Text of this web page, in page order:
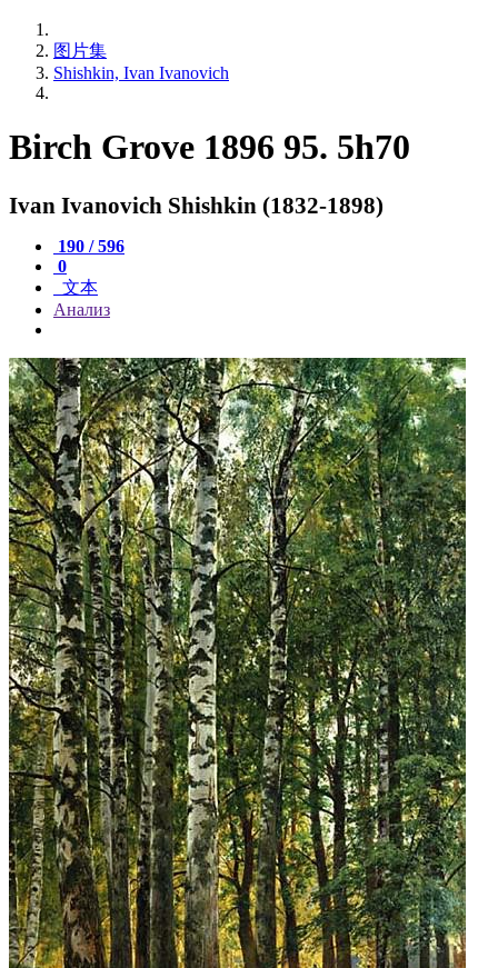
图片集
Shishkin, Ivan Ivanovich
Birch Grove 1896 95. 5h70
Ivan Ivanovich Shishkin (1832-1898)
190 / 596
0
文本
Анализ